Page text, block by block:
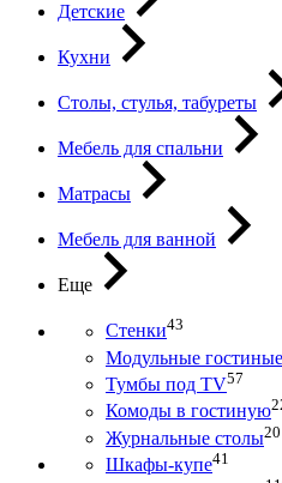
Детские
Кухни
Столы, стулья, табуреты
Мебель для спальни
Матрасы
Мебель для ванной
Еще
Стенки43
Модульные гостиные
Тумбы под ТV57
Комоды в гостиную
Журнальные столы20
Шкафы-купе41